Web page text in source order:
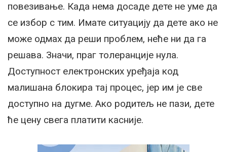
повезивање. Када нема досаде дете не уме да
се избор с тим. Имате ситуацију да дете ако не
може одмах да реши проблем, неће ни да га
решава. Значи, праг толеранције нула.
Доступност електронских уређаја код
малишана блокира тај процес, јер им је све
доступно на дугме. Ако родитељ не пази, дете
ће цену свега платити касније.